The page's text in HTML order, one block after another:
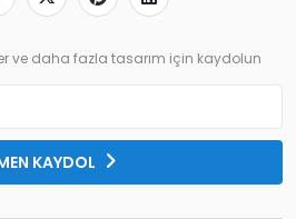
ve daha fazla tasarım için kaydolun
KAYDOL